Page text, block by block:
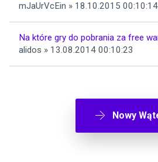
mJaUrVcEin » 18.10.2015 00:10:14
Na które gry do pobrania za free
alidos » 13.08.2014 00:10:23
Nowy